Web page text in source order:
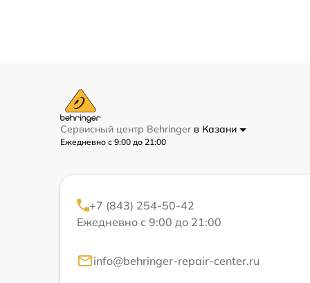
Сервисный центр Behringer в Казани
Ежедневно с 9:00 до 21:00
+7 (843) 254-50-42
Ежедневно с 9:00 до 21:00
info@behringer-repair-center.ru